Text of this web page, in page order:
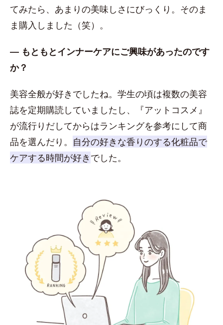
てみたら、あまりの美味しさにびっくり。そのま
ま購入しました（笑）。
― もともとインナーケアにご興味があったのです
か？
美容全般が好きでしたね。学生の頃は複数の美容
誌を定期購読していましたし、『アットコスメ』
が流行りだしてからはランキングを参考にして商
品を選んだり。 自分の好きな香りのする化粧品で
ケアする時間が好き でした。